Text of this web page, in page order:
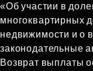
«Об участии в
многоквартирных
недвижимости и о
законодательные
Возврат выплаты